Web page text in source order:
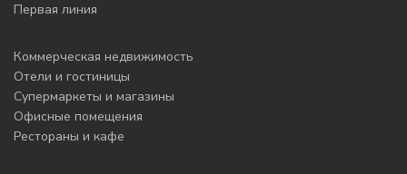
Первая линия
Коммерческая недвижимость
Отели и гостиницы
Супермаркеты и магазины
Офисные помещения
Рестораны и кафе